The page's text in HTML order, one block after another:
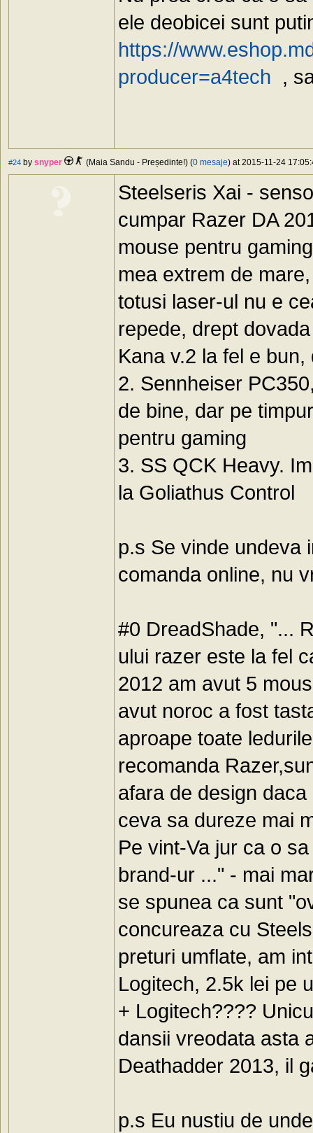
ele deobicei sunt
https://
producer=a4tech ,
#24 by snyper (Maia Sandu - Președinte!) (0 mesaje) at 2015-11-24
Steelseris Xai -
cumpar Razer DA
mouse pentru
mea extrem de
totusi laser-ul nu e
repede, drept
Kana v.2 la fel e
2. Sennheiser
de bine, dar pe
pentru gaming
3. SS QCK Heavy.
la Goliathus Control
p.s Se vinde undeva
comanda online, nu
#0 DreadShade, "...
ului razer este la fel
2012 am avut 5
avut noroc a fost
aproape toate
recomanda
afara de design
ceva sa dureze mai
Pe vint-Va jur ca o
brand-ur ..." - mai
se spunea ca sunt
concureaza cu
preturi umflate, am
Logitech, 2.5k lei pe
+ Logitech????
dansii vreodata asta
Deathadder 2013, il
p.s Eu nustiu de